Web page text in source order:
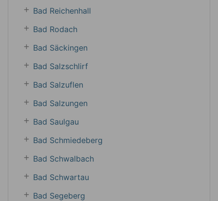
Bad Reichenhall
Bad Rodach
Bad Säckingen
Bad Salzschlirf
Bad Salzuflen
Bad Salzungen
Bad Saulgau
Bad Schmiedeberg
Bad Schwalbach
Bad Schwartau
Bad Segeberg